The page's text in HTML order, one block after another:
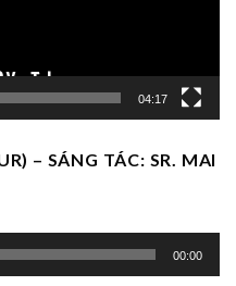
04:17
– SÁNG TÁC: SR. MAI
00:00